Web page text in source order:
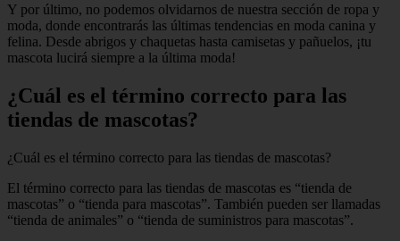
Y por último, no podemos olvidarnos de nuestra sección de ropa y
moda, donde encontrarás las últimas tendencias en moda canina y
felina. Desde abrigos y chaquetas hasta camisetas y pañuelos, ¡tu
mascota lucirá siempre a la última moda!
¿Cuál es el término correcto para las
tiendas de mascotas?
¿Cuál es el término correcto para las tiendas de mascotas?
El término correcto para las tiendas de mascotas es “tienda de
mascotas” o “tienda para mascotas”. También pueden ser llamadas
“tienda de animales” o “tienda de suministros para mascotas”.